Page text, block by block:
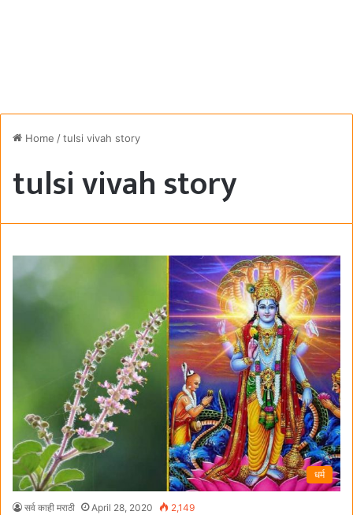
Home /tulsi vivah story
tulsi vivah story
धर्म
सर्व काही मराठी April 28, 2020 2,149